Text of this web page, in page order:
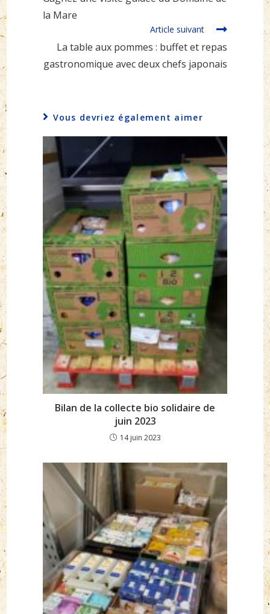
articles
la Mare
Article suivant
La table aux pommes : buffet et repas
gastronomique avec deux chefs japonais
Vous devriez également aimer
Bilan de la collecte bio solidaire de
juin 2023
14 juin 2023